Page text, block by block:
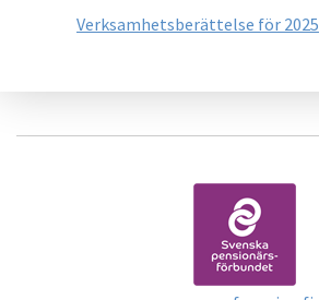
Verksamhetsberättelse för 2025